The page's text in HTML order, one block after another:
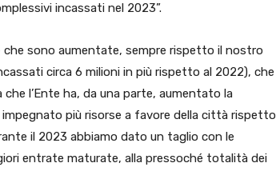
incassati nel 2023”.
che sono aumentate, sempre rispetto il nostro
circa 6 milioni in più rispetto al 2022), che
l’Ente ha, da una parte, aumentato la
impegnato più risorse a favore della città rispetto
il 2023 abbiamo dato un taglio con le
entrate maturate, alla pressoché totalità dei